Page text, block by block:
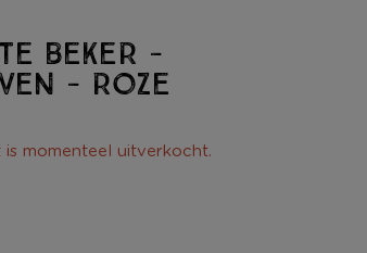
beker -
- roze
momenteel uitverkocht.